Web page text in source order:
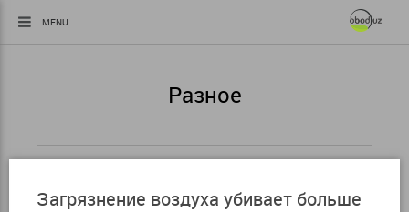
MENU
Разное
Загрязнение воздуха убивает больше